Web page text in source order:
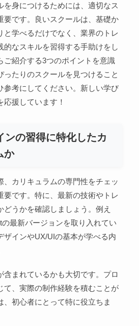
を身につけるためには、適切なス
要です。良いスクールは、基礎か
と学べるだけでなく、業界のトレ
的なスキルを習得する手助けをし
ご紹介する3つのポイントを意識
ったりのスクールを見つけること
参考にしてください。新しい学び
援しています！
ンの習得に特化したカ
か
、カリキュラムの専門性をチェッ
要です。特に、最新の技術やトレ
どうかを確認しましょう。例え
最新バージョンを取り入れてい
ザインやUX/UIの基本が学べる内
含まれているかも大切です。プロ
て、実際の制作経験を積むことが
、初心者にとって特に役立ちま